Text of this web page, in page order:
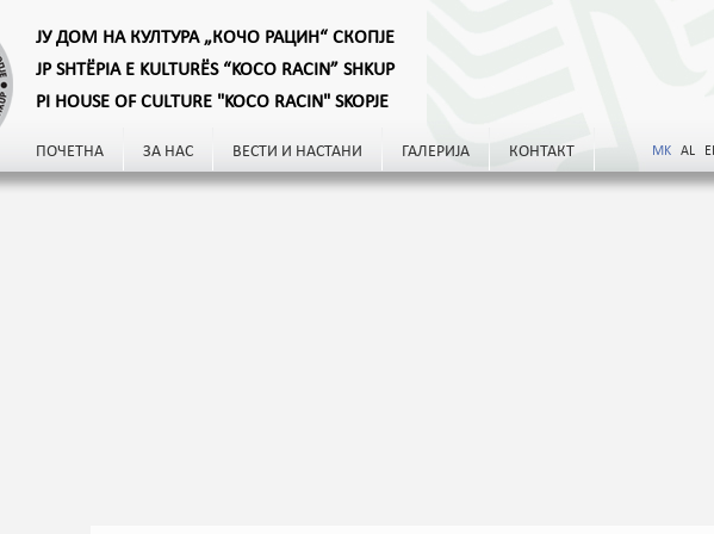
ЈУ ДОМ НА КУЛТУРА „КОЧО РАЦИН“ СКОПЈЕ
JP SHTËPIA E KULTURËS “KOCO RACIN” SHKUP
PI HOUSE OF CULTURE "KOCO RACIN" SKOPJE
ПОЧЕТНА ЗА НАС ВЕСТИ И НАСТАНИ ГАЛЕРИЈА КОНТАКТ MK AL